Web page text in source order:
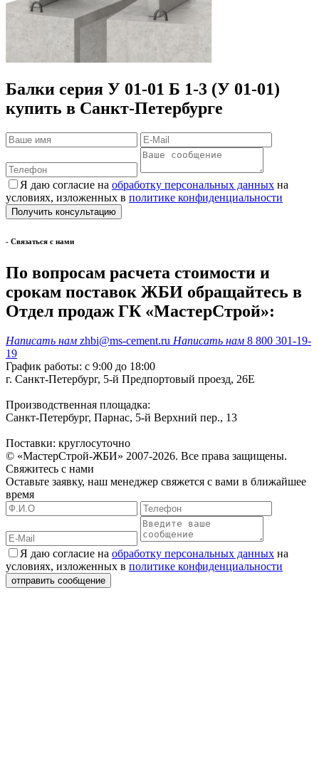
Балки серия У 01-01 Б 1-3 (У 01-01)
купить в Санкт-Петербурге
Я даю согласие на обработку персональных данных на
условиях, изложенных в политике конфиденциальности
- Cвязаться с нами
По вопросам расчета стоимости и
срокам поставок ЖБИ обращайтесь в
Отдел продаж ГК «МастерСтрой»:
Написать нам zhbi@ms-cement.ru Написать нам 8 800 301-19-
19
График работы: с 9:00 до 18:00
г. Санкт-Петербург, 5-й Предпортовый проезд, 26Е
Производственная площадка:
Санкт-Петербург, Парнас, 5-й Верхний пер., 13
Поставки: круглосуточно
© «МастерСтрой-ЖБИ» 2007-2026. Все права защищены.
Свяжитесь с нами
Оставьте заявку, наш менеджер свяжется с вами в ближайшее
время
Я даю согласие на обработку персональных данных на
условиях, изложенных в политике конфиденциальности